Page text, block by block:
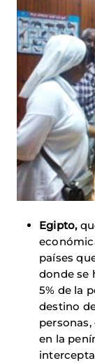
Egipto,
países
donde se
5% de la
destino
en la